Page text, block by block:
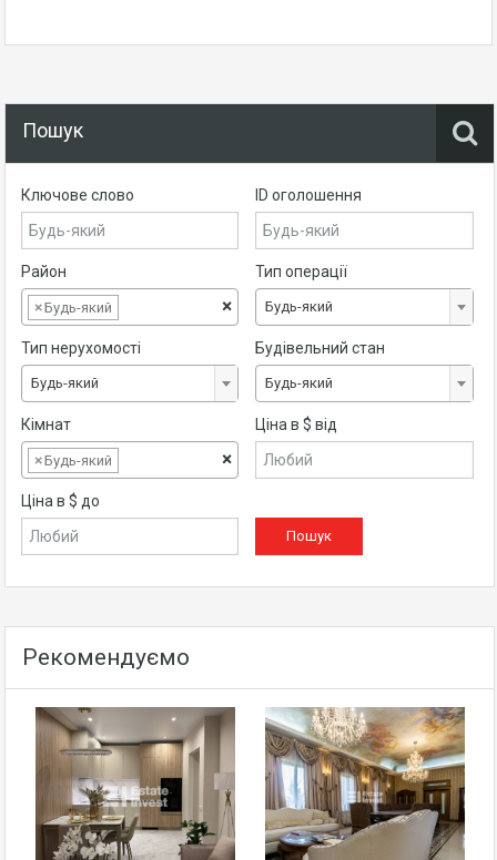
Пошук
Ключове слово ID оголошення
Район
×
×Будь-який
Тип операції
Будь-який
Тип нерухомості
Будь-який
Будівельний стан
Будь-який
Кімнат
×
×Будь-який
Ціна в $ від
Ціна в $ до
Рекомендуємо